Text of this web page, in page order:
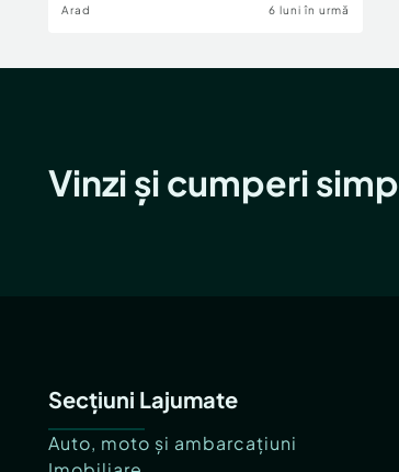
Arad 6 luni în urmă
Vinzi și cumperi
Secțiuni Lajumate
Auto, moto și ambarcațiuni